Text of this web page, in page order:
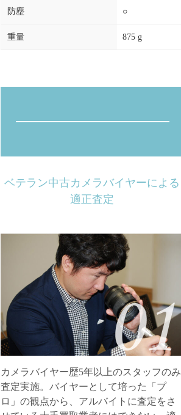
防塵 ○
重量 875 g
ベテラン中古カメラバイヤーによる
適正査定
カメラバイヤー歴5年以上のスタッフのみ
査定実施。バイヤーとして培った「プ
ロ」の観点から、アルバイトに査定をさ